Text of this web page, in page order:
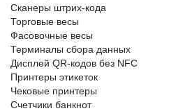
Сканеры штрих-кода
Торговые весы
Фасовочные весы
Терминалы сбора данных
Дисплей QR-кодов без NFC
Принтеры этикеток
Чековые принтеры
Счетчики банкнот